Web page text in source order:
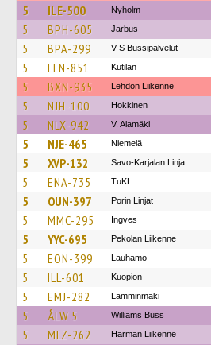
5 ILE-500 Nyholm
5 BPH-605 Jarbus
5 BPA-299 V-S Bussipalvelut
5 LLN-851 Kutilan
5 BXN-935 Lehdon Liikenne
5 NJH-100 Hokkinen
5 NLX-942 V. Alamäki
5 NJE-465 Niemelä
5 XVP-132 Savo-Karjalan Linja
5 ENA-735 TuKL
5 OUN-397 Porin Linjat
5 MMC-295 Ingves
5 YYC-695 Pekolan Liikenne
5 EON-399 Lauhamo
5 ILL-601 Kuopion
5 EMJ-282 Lamminmäki
5 ÅLW 5 Williams Buss
5 MLZ-262 Härmän Liikenne